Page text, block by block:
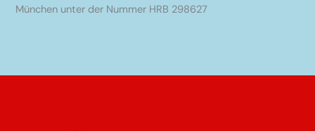
München unter der Nummer HRB 298627